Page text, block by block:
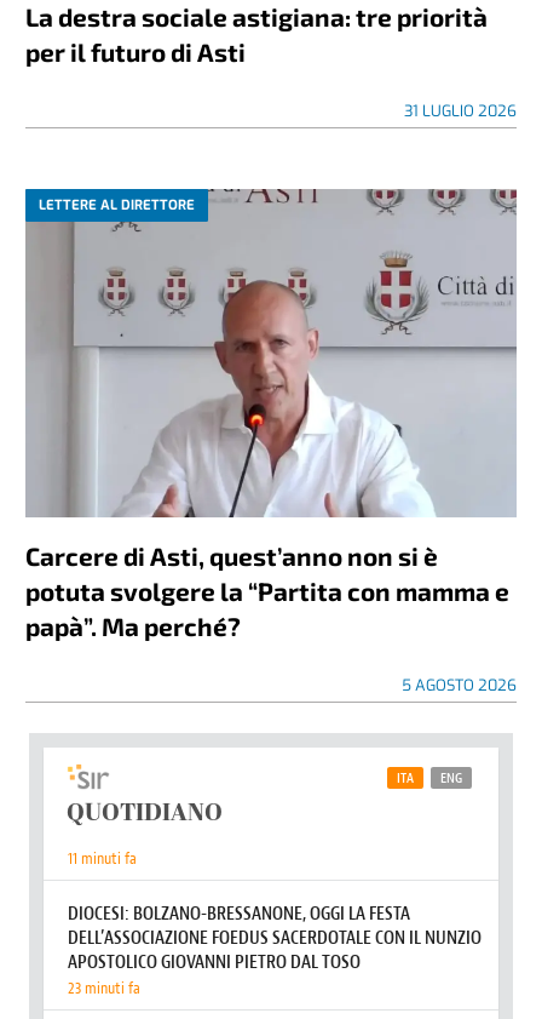
La destra sociale astigiana: tre priorità
per il futuro di Asti
31 LUGLIO 2026
LETTERE AL DIRETTORE
Carcere di Asti, quest’anno non si è
potuta svolgere la “Partita con mamma e
papà”. Ma perché?
5 AGOSTO 2026